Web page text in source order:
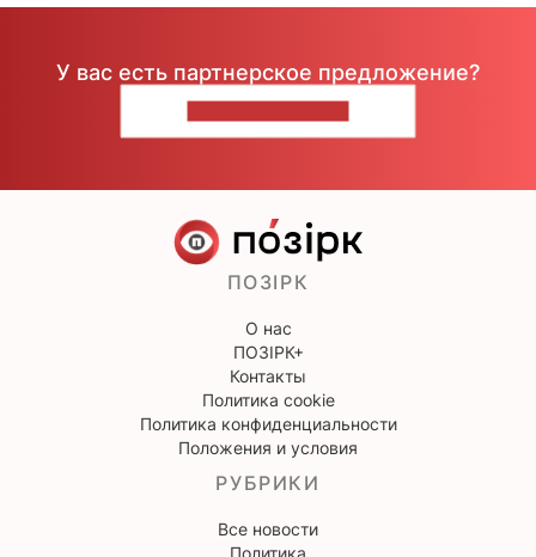
У вас есть партнерское предложение?
ПОЗІРК
О нас
ПОЗІРК+
Контакты
Политика cookie
Политика конфиденциальности
Положения и условия
РУБРИКИ
Все новости
Политика